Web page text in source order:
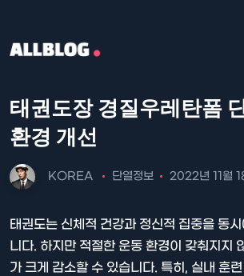
태권도장 경질우레탄폼
환경 개선
KOREA 단열정보 2022년 11월
태권도는 신체적 건강과 정신적 집중을 동
니다. 하지만 적절한 운동 환경이 갖춰지지
가 크게 감소할 수 있습니다. 특히, 실내 훈